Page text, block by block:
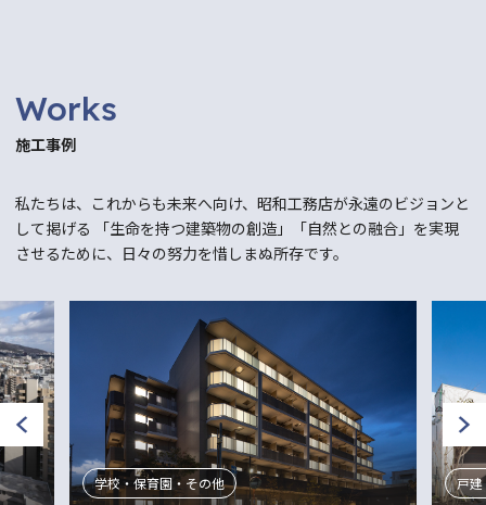
Works
施工事例
私たちは、これからも未来へ向け、昭和工務店が永遠のビジョンと
して掲げる
「生命を持つ建築物の創造」「自然との融合」を実現
させるために、日々の努力を惜しまぬ所存です。
戸建・注文住宅 店舗